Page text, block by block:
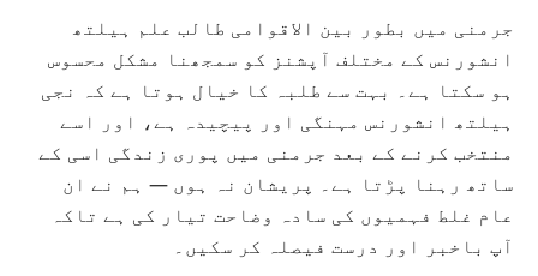
جرمنی میں بطور بین الاقوامی طالب علم ہیلتھ
انشورنس کے مختلف آپشنز کو سمجھنا مشکل محسوس
ہو سکتا ہے۔ بہت سے طلبہ کا خیال ہوتا ہے کہ نجی
ہیلتھ انشورنس مہنگی اور پیچیدہ ہے، اور اسے
منتخب کرنے کے بعد جرمنی میں پوری زندگی اسی کے
ساتھ رہنا پڑتا ہے۔ پریشان نہ ہوں — ہم نے ان
عام غلط فہمیوں کی سادہ وضاحت تیار کی ہے تاکہ
آپ باخبر اور درست فیصلہ کر سکیں۔